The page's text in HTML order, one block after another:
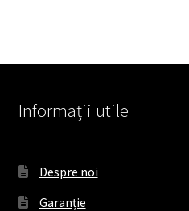
Informații utile
Despre noi
Garanție